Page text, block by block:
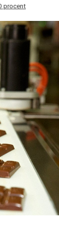
procent